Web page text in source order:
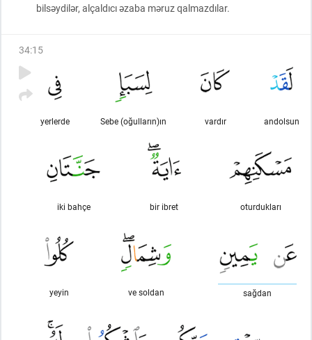
bilsəydilər, alçaldıcı əzaba məruz qalmazdılar.
34:15
andolsun
vardır
Sebe (oğulların)ın
yerlerde
oturdukları
bir ibret
iki bahçe
sağdan
ve soldan
yeyin